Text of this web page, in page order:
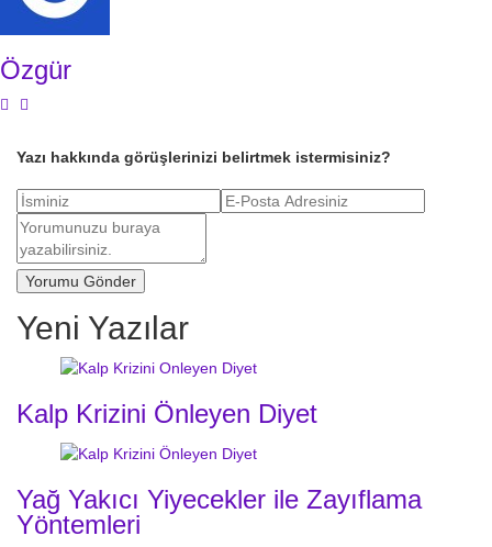
Özgür
Yazı hakkında görüşlerinizi belirtmek istermisiniz?
Yeni Yazılar
Kalp Krizini Önleyen Diyet
Yağ Yakıcı Yiyecekler ile Zayıflama
Yöntemleri